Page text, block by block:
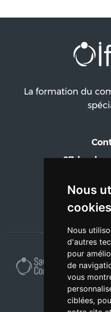
Nous
cookies
Nous
d'autres
pour
de
vous
ciblées,
La formation du
97,
Tél. : 01